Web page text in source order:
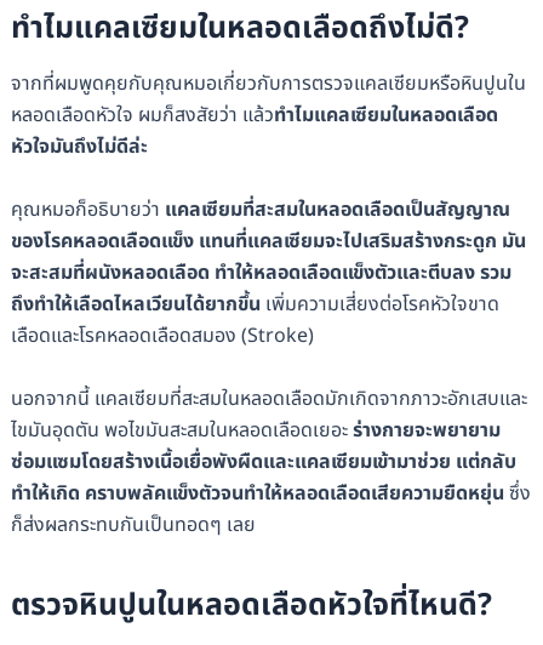
ทำไมแคลเซียมในหลอดเลือดถึงไม่ดี?
จากที่ผมพูดคุยกับคุณหมอเกี่ยวกับการตรวจแคลเซียมหรือหินปูนใน
หลอดเลือดหัวใจ ผมก็สงสัยว่า แล้วทำไมแคลเซียมในหลอดเลือด
หัวใจมันถึงไม่ดีล่ะ
คุณหมอก็อธิบายว่า แคลเซียมที่สะสมในหลอดเลือดเป็นสัญญาณ
ของโรคหลอดเลือดแข็ง แทนที่แคลเซียมจะไปเสริมสร้างกระดูก มัน
จะสะสมที่ผนังหลอดเลือด ทำให้หลอดเลือดแข็งตัวและตีบลง รวม
ถึงทำให้เลือดไหลเวียนได้ยากขึ้น เพิ่มความเสี่ยงต่อโรคหัวใจขาด
เลือดและโรคหลอดเลือดสมอง (Stroke)
นอกจากนี้ แคลเซียมที่สะสมในหลอดเลือดมักเกิดจากภาวะอักเสบและ
ไขมันอุดตัน พอไขมันสะสมในหลอดเลือดเยอะร่างกายจะพยายาม
ซ่อมแซมโดยสร้างเนื้อเยื่อพังผืดและแคลเซียมเข้ามาช่วย แต่กลับ
ทำให้เกิด คราบพลัคแข็งตัวจนทำให้หลอดเลือดเสียความยืดหยุ่น ซึ่ง
ก็ส่งผลกระทบกันเป็นทอดๆ เลย
ตรวจหินปูนในหลอดเลือดหัวใจที่ไหนดี?